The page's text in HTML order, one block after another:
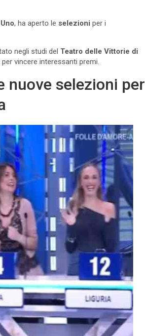
, ha aperto le selezioni per i
negli studi del Teatro delle Vittorie di
per vincere interessanti premi.
nuove selezioni per